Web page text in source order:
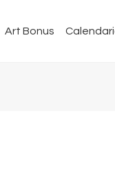
Art Bonus